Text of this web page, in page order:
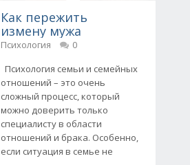
Как пережить
измену мужа
Психология
0
Психология семьи и семейных
отношений – это очень
сложный процесс, который
можно доверить только
специалисту в области
отношений и брака. Особенно,
если ситуация в семье не